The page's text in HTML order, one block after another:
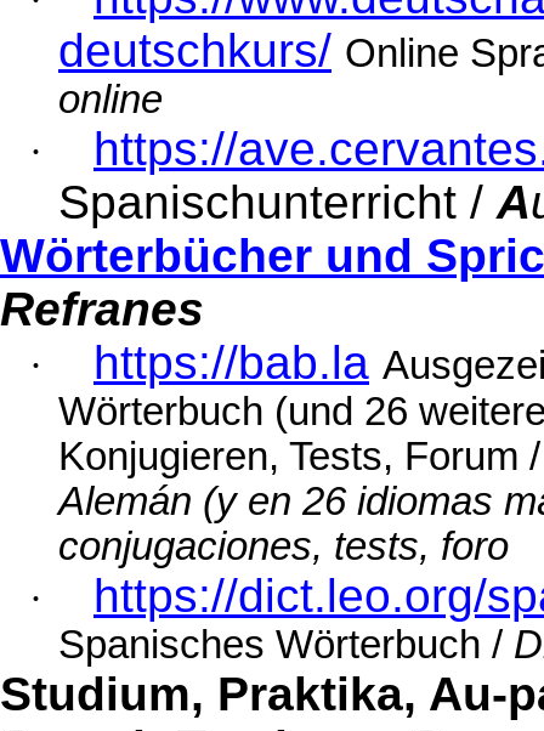
deutschkurs/ Online
online
·
https://
Spanischunterricht / A
Wörterbücher und
Refranes
· https://bab.la
Wörterbuch (und 26
Konjugieren, Tests, Forum
Alemán (y en 26 idiomas
conjugaciones, tests, foro
·
https://dict.leo.org/
Spanisches Wörterbuch /
Studium, Praktika, Au-